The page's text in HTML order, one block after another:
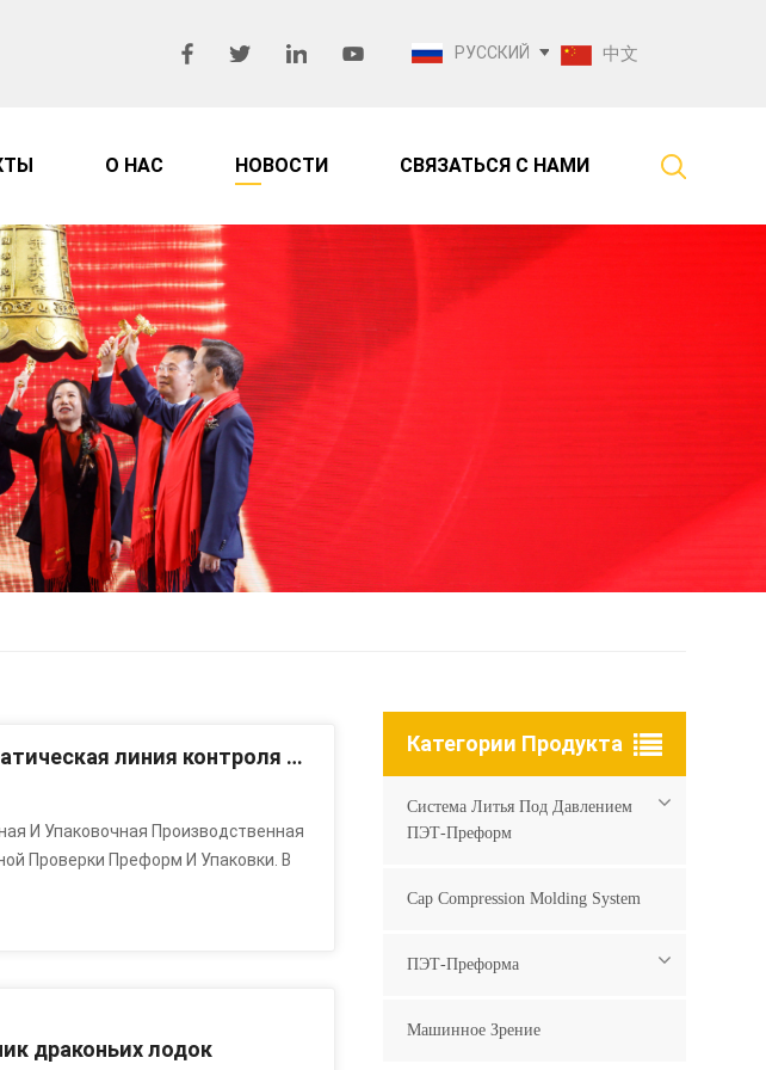
РУССКИЙ 中文
О НАС НОВОСТИ СВЯЗАТЬСЯ С НАМИ
Машинное зрение | Полностью автоматическая линия контроля и упаковки ПЭТ-преформ — полный контроль + двухрежимная упаковка
И Упаковочная Производственная
Проверки Преформ И Упаковки. В
Прошедшие Проверку
Клетки С Помощью
Линию Распределения
драконьих лодок
Категории Продукта
Система Литья Под Давлением
ПЭТ-Преформ
Cap Compression Molding System
ПЭТ-Преформа
Машинное Зрение